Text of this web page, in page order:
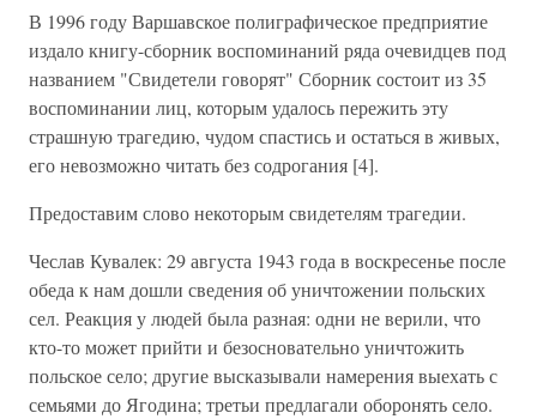
В 1996 году Варшавское полиграфическое предприятие
издало книгу-сборник воспоминаний ряда очевидцев под
названием "Свидетели говорят" Сборник состоит из 35
воспоминании лиц, которым удалось пережить эту
страшную трагедию, чудом спастись и остаться в живых,
его невозможно читать без содрогания [4].
Предоставим слово некоторым свидетелям трагедии.
Чеслав Кувалек: 29 августа 1943 года в воскресенье после
обеда к нам дошли сведения об уничтожении польских
сел. Реакция у людей была разная: одни не верили, что
кто-то может прийти и безосновательно уничтожить
польское село; другие высказывали намерения выехать с
семьями до Ягодина; третьи предлагали оборонять село.